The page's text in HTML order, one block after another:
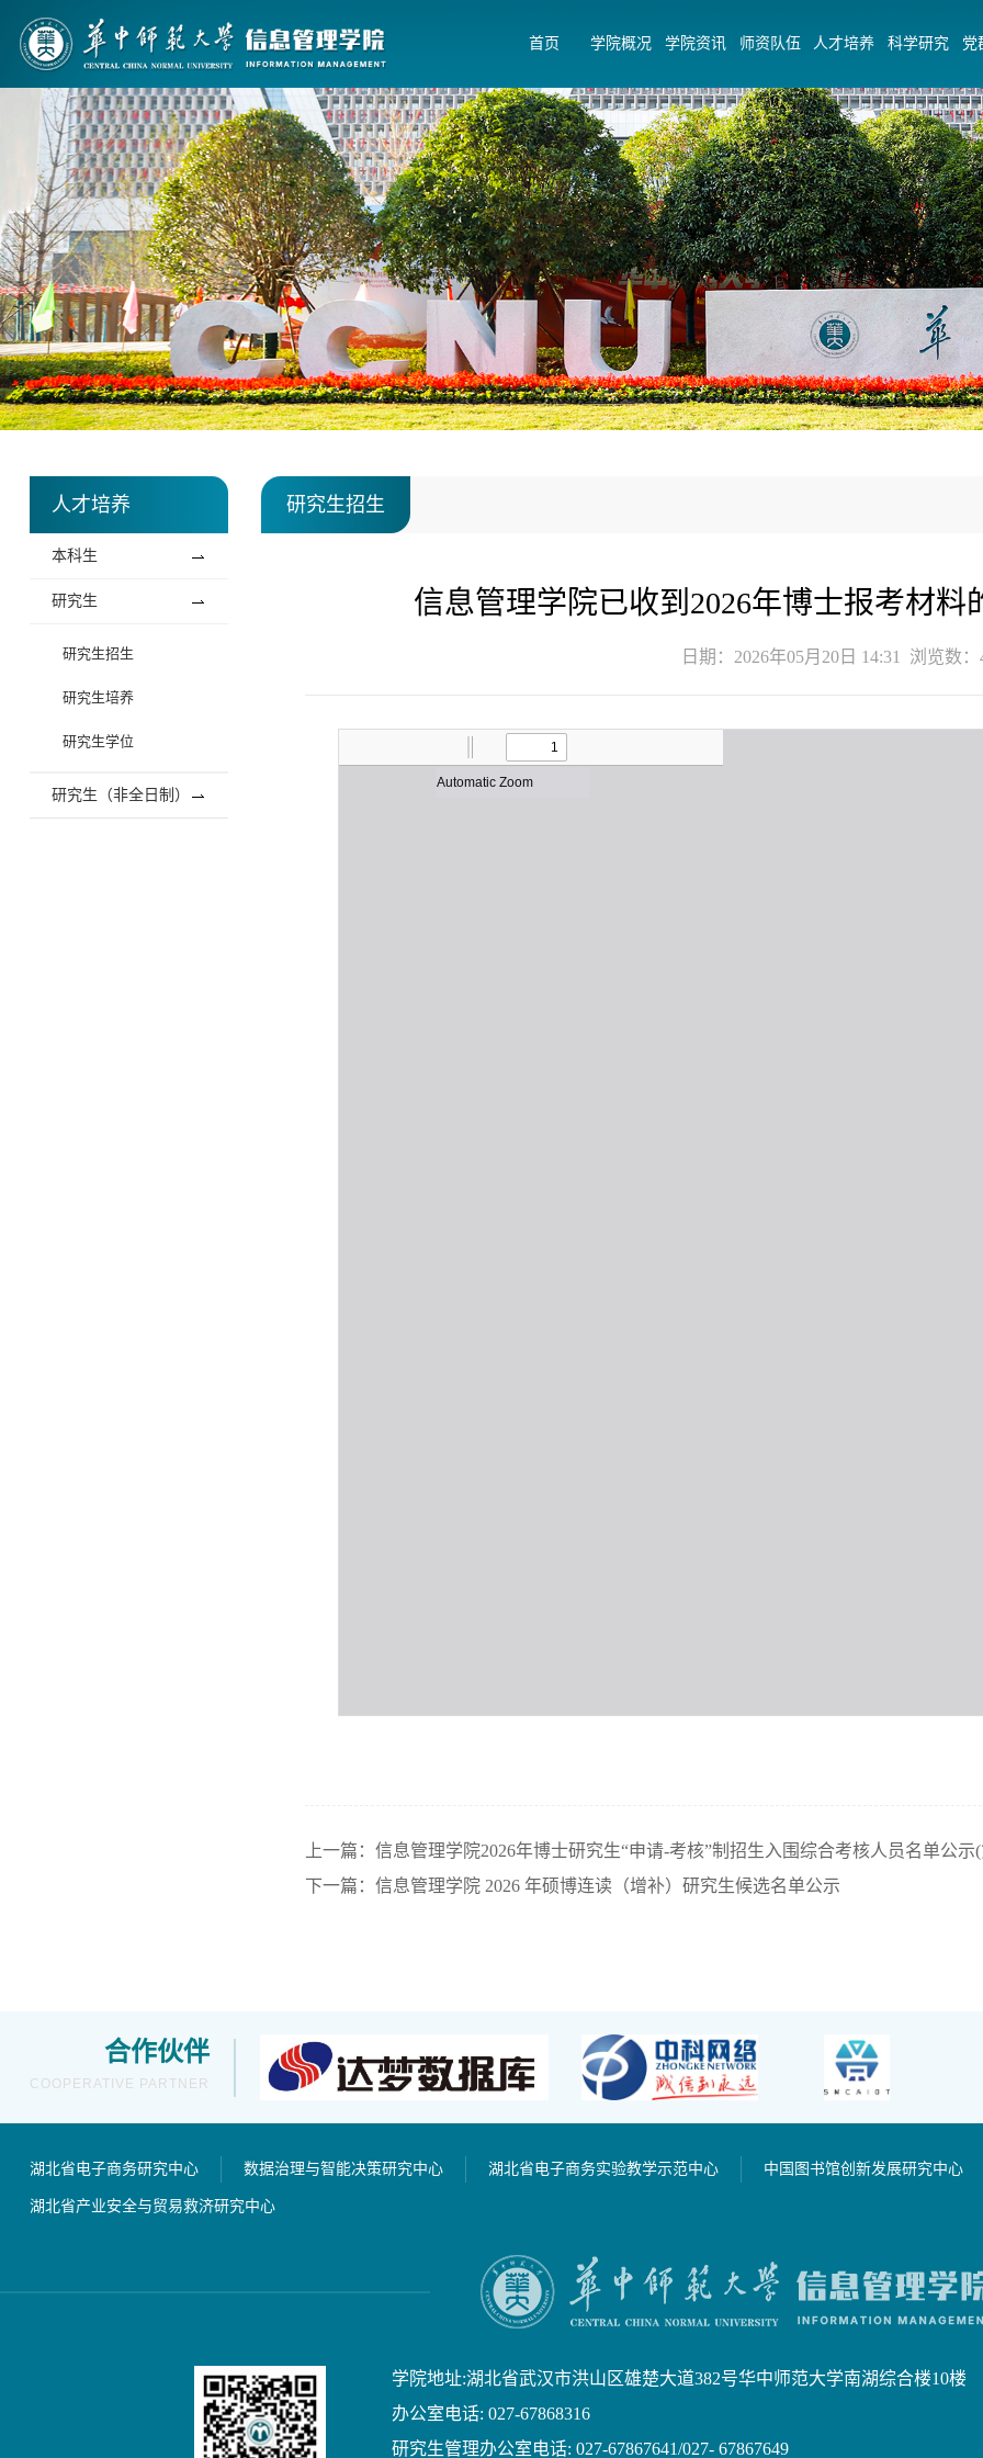
首页 学院概况 学院资讯 师资队伍 人才培养 科学研究 党
人才培养
本科生
研究生
研究生招生
研究生培养
研究生学位
研究生（非全日制）
研究生招生
信息管理学院已收到2026年博士报考材料
日期：2026年05月20日 14:31 浏览数：
上一篇：信息管理学院2026年博士研究生“申请-考核”制招生入围综合考核人员名单公示
下一篇：信息管理学院 2026 年硕博连读（增补）研究生候选名单公示
合作伙伴
COOPERATIVE PARTNER
湖北省电子商务研究中心 数据治理与智能决策研究中心 湖北省电子商务实验教学示范中心 中国图书馆创新发展研究中心
湖北省产业安全与贸易救济研究中心
学院地址:湖北省武汉市洪山区雄楚大道382号华中师范大学南湖综合楼10楼
办公室电话: 027-67868316
研究生管理办公室电话: 027-67867641/027- 67867649